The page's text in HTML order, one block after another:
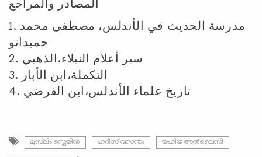
1. مدرسة الحديث في الأندلس، مصطفى محمد
حميداتو
2. سير أعلام النبلاء،الذهبي
3. التكملة،ابن الأبار
4. تاريخ علماء الأندلس،ابن الفرضي
മുസ്‍ലിം സ്പെയിൻ ഹദീസ് വസന്തം യഹിയ അൽലൈസി